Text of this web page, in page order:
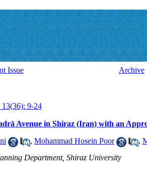
Issue Archive
13(36): 9-24
Avenue in Shiraz (Iran) with an
, Mohammad Hosein Poor ,
Department, Shiraz University